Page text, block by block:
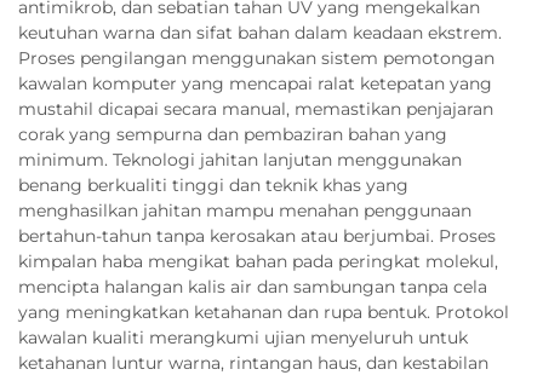
antimikrob, dan sebatian tahan UV yang mengekalkan
keutuhan warna dan sifat bahan dalam keadaan ekstrem.
Proses pengilangan menggunakan sistem pemotongan
kawalan komputer yang mencapai ralat ketepatan yang
mustahil dicapai secara manual, memastikan penjajaran
corak yang sempurna dan pembaziran bahan yang
minimum. Teknologi jahitan lanjutan menggunakan
benang berkualiti tinggi dan teknik khas yang
menghasilkan jahitan mampu menahan penggunaan
bertahun-tahun tanpa kerosakan atau berjumbai. Proses
kimpalan haba mengikat bahan pada peringkat molekul,
mencipta halangan kalis air dan sambungan tanpa cela
yang meningkatkan ketahanan dan rupa bentuk. Protokol
kawalan kualiti merangkumi ujian menyeluruh untuk
ketahanan luntur warna, rintangan haus, dan kestabilan